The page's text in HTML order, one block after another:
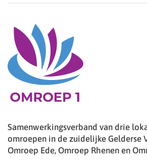
Samenwerkingsverband van drie
omroepen in de zuidelijke Gelderse
Omroep Ede, Omroep Rhenen en